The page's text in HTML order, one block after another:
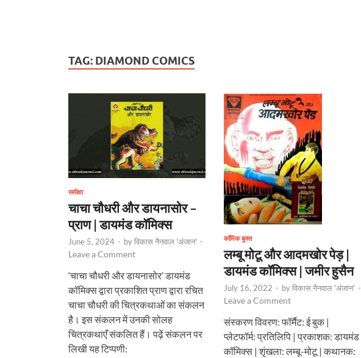
TAG: DIAMOND COMICS
समीक्षा
चाचा चौधरी और डायनासोर –
प्राण | डायमंड कॉमिक्स
June 5, 2024 - byविकास नैनवाल 'अंजान' -
Leave a Comment
‘चाचा चौधरी और डायनासोर’ डायमंड
कॉमिक्स द्वारा प्रकाशित प्राण द्वारा रचित
चाचा चौधरी की चित्रकथाओं का संकलन
है। इस संकलन में उनकी सोलह
चित्रकथाएँ संकलित हैं। पढ़ें संकलन पर
लिखी यह टिप्पणी:
कॉमिक बुक्स
लम्बू मोटू और आदमखोर पेड़ |
डायमंड कॉमिक्स | जमीर हुसैन
July 16, 2022 - byविकास नैनवाल 'अंजान' -
Leave a Comment
संस्करण विवरण: फॉर्मैट: ई बुक |
प्लेटफॉर्म: प्रतिलिपि | प्रकाशक: डायमंड
कॉमिक्स | शृंखला: लम्बू-मोटू | कथानक: